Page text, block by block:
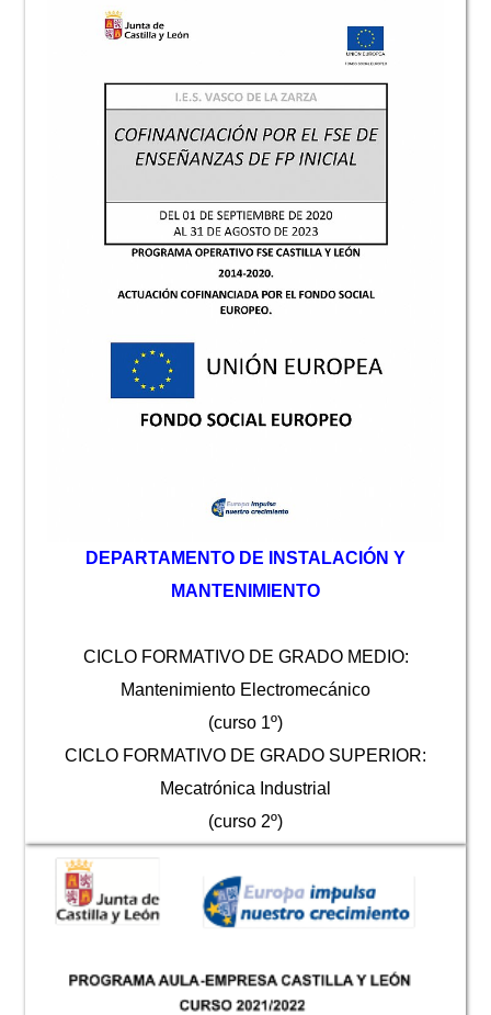
D EPARTAMENTO DE INSTALACIÓN Y
MANTENIMIENTO
CICLO FORMATIVO DE GRADO MEDIO:
Mantenimiento Electromecánico
(curso 1º)
CICLO FORMATIVO DE GRADO SUPERIOR:
Mecatrónica Industrial
(curso 2º)